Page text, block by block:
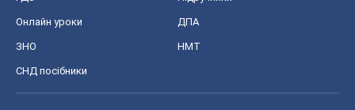
Онлайн уроки ДПА
ЗНО НМТ
СНД посібники